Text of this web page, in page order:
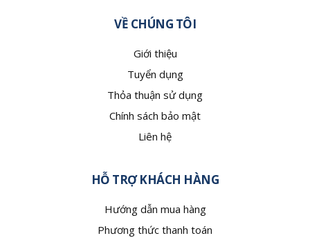
VỀ CHÚNG TÔI
Giới thiệu
Tuyển dụng
Thỏa thuận sử dụng
Chính sách bảo mật
Liên hệ
HỖ TRỢ KHÁCH HÀNG
Hướng dẫn mua hàng
Phương thức thanh toán